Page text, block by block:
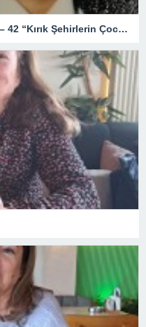
Bir Çocuğun Görünmez Yaraları – 42 “Kırık Şehirlerin Çocukları”